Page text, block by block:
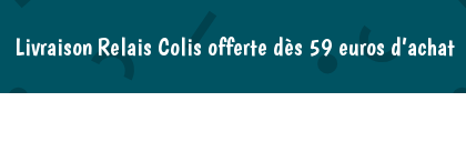
Livraison Relais Colis offerte dès 59 euros d’achat